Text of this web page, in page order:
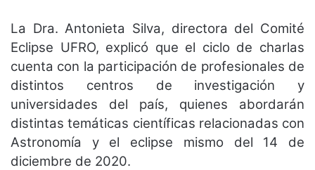
La Dra. Antonieta Silva, directora del Comité
Eclipse UFRO, explicó que el ciclo de charlas
cuenta con la participación de profesionales de
distintos centros de investigación y
universidades del país, quienes abordarán
distintas temáticas científicas relacionadas con
Astronomía y el eclipse mismo del 14 de
diciembre de 2020.